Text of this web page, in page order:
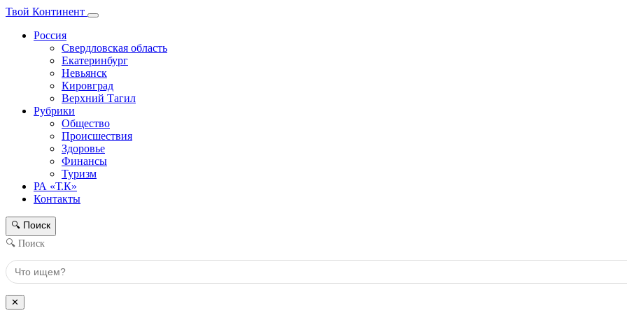
Твой Континент
Россия
Свердловская область
Екатеринбург
Невьянск
Кировград
Верхний Тагил
Рубрики
Общество
Происшествия
Здоровье
Финансы
Туризм
РА «Т.К»
Контакты
🔍 Поиск
🔍 Поиск
✕